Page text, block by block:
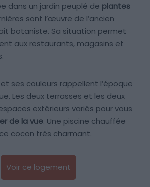
dans un jardin peuplé de plantes
sont l’œuvre de l’ancien
botaniste. Sa situation permet
aux restaurants, magasins et
et ses couleurs rappellent l’époque
Les deux terrasses et les deux
extérieurs variés pour vous
de la vue. Une piscine chauffée
cocon très charmant.
Voir ce logement